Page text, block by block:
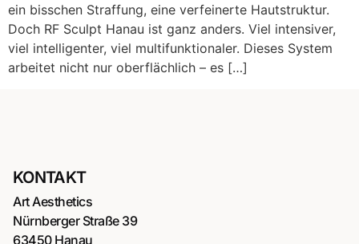
ein bisschen Straffung, eine verfeinerte Hautstruktur.
Doch RF Sculpt Hanau ist ganz anders. Viel intensiver,
viel intelligenter, viel multifunktionaler. Dieses System
arbeitet nicht nur oberflächlich – es […]
KONTAKT
Art Aesthetics
Nürnberger Straße 39
63450 Hanau